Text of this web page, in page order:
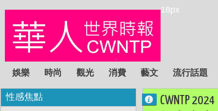
18px
娛樂 時尚 觀光 消費 藝文 流行話題
CWNTP
性感焦點